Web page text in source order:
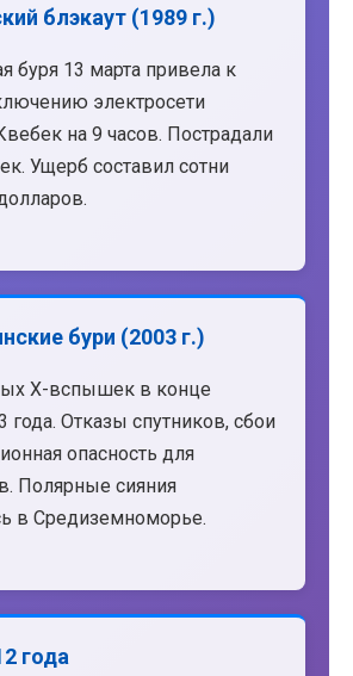
блэкаут (1989 г.)
буря 13 марта привела к
электросети
на 9 часов. Пострадали
Ущерб составил сотни
бури (2003 г.)
X-вспышек в конце
года. Отказы спутников, сбои
опасность для
Полярные сияния
в Средиземноморье.
года